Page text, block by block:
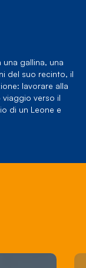
una gallina, una
del suo recinto, il
lavorare alla
verso il
di un Leone e